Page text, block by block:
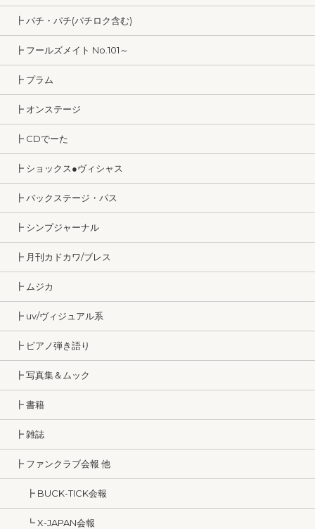
┣ パチ・パチ(パチロク含む)
┣ フールズメイト No.101～
┣ プラム
┣ オンステージ
┣ CDでーた
┣ ショックス●ヴィシャス
┣ バックステージ・パス
┣ シンプジャーナル
┣ 月刊カドカワ/ブレス
┣ ムジカ
┣ uv/ヴィジュアル系
┣ ピアノ弾き語り
┣ 写真集＆ムック
┣ 書籍
┣ 雑誌
┣ ファンクラブ会報 他
┣ BUCK-TICK会報
┗ X-JAPAN会報